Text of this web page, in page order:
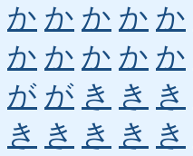
か か か か か
か か か か か
が が き き き
き き き き き